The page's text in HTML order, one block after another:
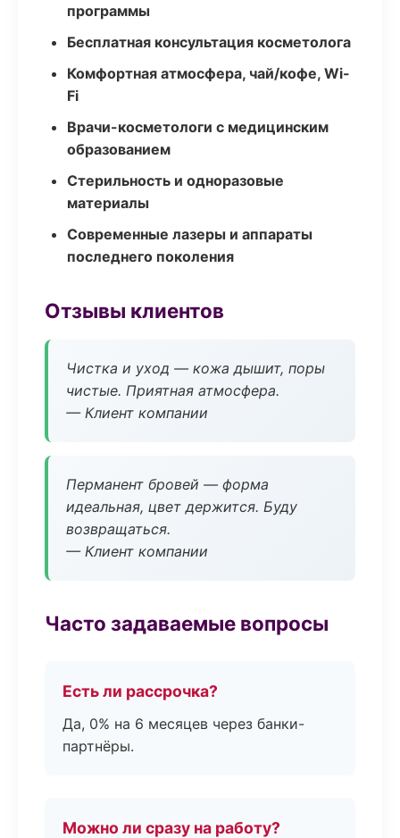
программы
Бесплатная консультация косметолога
Комфортная атмосфера, чай/кофе, Wi-
Fi
Врачи-косметологи с медицинским
образованием
Стерильность и одноразовые
материалы
Современные лазеры и аппараты
последнего поколения
Отзывы клиентов
Чистка и уход — кожа дышит, поры
чистые. Приятная атмосфера.
— Клиент компании
Перманент бровей — форма
идеальная, цвет держится. Буду
возвращаться.
— Клиент компании
Часто задаваемые вопросы
Есть ли рассрочка?
Да, 0% на 6 месяцев через банки-
партнёры.
Можно ли сразу на работу?